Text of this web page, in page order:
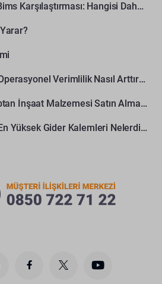
Gazbeton, Tuğla ve Bims Karşılaştırması: Hangisi Daha Avantajlı?
Maden Ocaklarında Operasyonel Verimlilik Nasıl Arttırılır?
Müteahhitler İçin Toptan İnşaat Malzemesi Satın Alma Rehberi
Maden Ocaklarında En Yüksek Gider Kalemleri Nelerdir?